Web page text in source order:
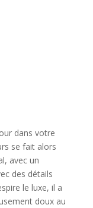
dans votre
se fait alors
avec un
des détails
le luxe, il a
doux au